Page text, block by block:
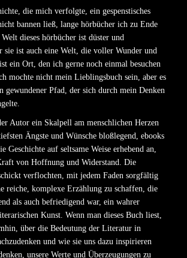
die mich verfolgte, ein gespenstisches
bannen ließ, lange hörbücher ich zu Ende
dieses hörbücher ist düster und
sie ist auch eine Welt, die voller Wunder und
ein Ort, den ich gerne noch einmal besuchen
mochte nicht mein Lieblingsbuch sein, aber es
gewundener Pfad, der sich durch mein Denken
Autor ein Skalpell am menschlichen Herzen
Ängste und Wünsche bloßlegend, ebooks
Geschichte auf seltsame Weise erhebend an,
von Hoffnung und Widerstand. Die
verflochten, mit jedem Faden sorgfältig
reiche, komplexe Erzählung zu schaffen, die
als auch befriedigend war, ein wahrer
Kunst. Wenn man dieses Buch liest,
über die Bedeutung der Literatur in
und wie sie uns dazu inspirieren
unsere Werte und Überzeugungen zu